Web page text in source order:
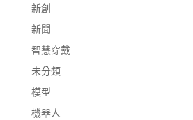
新創
新聞
智慧穿戴
未分類
模型
機器人